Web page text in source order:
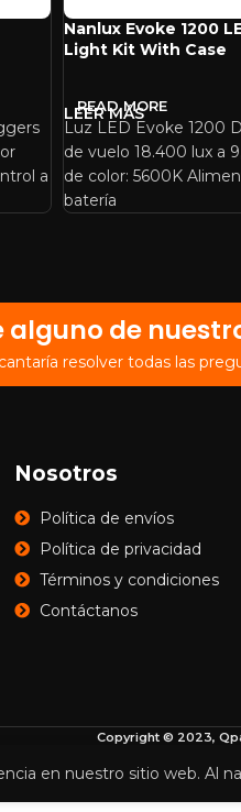
a
Nanlux Evoke 1200
Light Kit With Case
READ MORE
Luz LED Evoke 1200
de vuelo 18.400 lux a
de color: 5600K
batería
alguno de
resolver todas las
Nosotros
Política de envíos
Política de privacidad
Términos y condiciones
Contáctanos
Copyright © 2023,
en nuestro sitio web. Al